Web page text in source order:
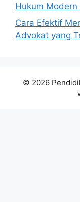
Hukum
Cara Efektif
Advokat yang
© 2026